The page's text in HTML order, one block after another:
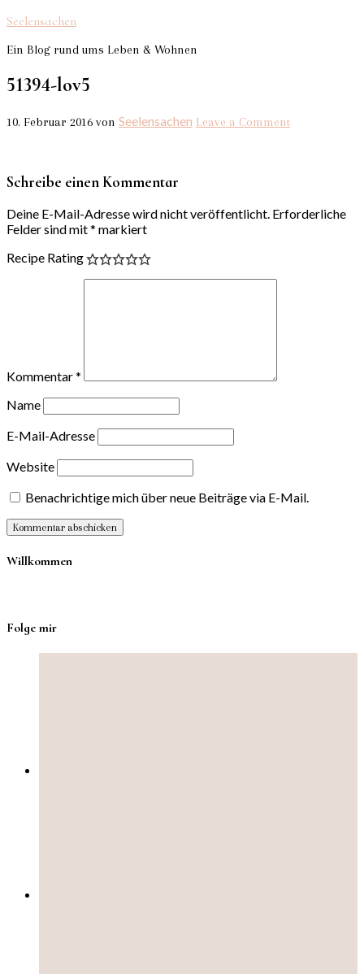
Seelensachen
Ein Blog rund ums Leben & Wohnen
51394-lov5
10. Februar 2016 von Seelensachen Leave a Comment
Schreibe einen Kommentar
Deine E-Mail-Adresse wird nicht veröffentlicht. Erforderliche
Felder sind mit* markiert
Recipe Rating
Kommentar*
Name
E-Mail-Adresse
Website
Benachrichtige mich über neue Beiträge via E-Mail.
Willkommen
Folge mir